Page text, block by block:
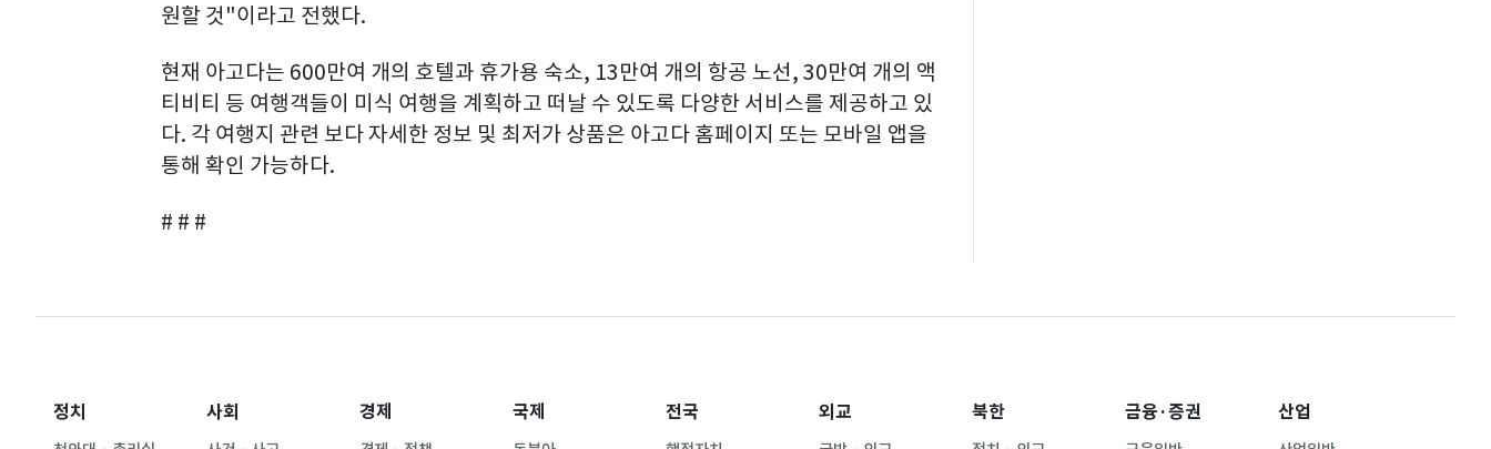
원할 것"이라고 전했다.
현재 아고다는 600만여 개의 호텔과 휴가용 숙소, 13만여 개의 항공 노선, 30만여 개의 액
티비티 등 여행객들이 미식 여행을 계획하고 떠날 수 있도록 다양한 서비스를 제공하고 있
다. 각 여행지 관련 보다 자세한 정보 및 최저가 상품은 아고다 홈페이지 또는 모바일 앱을
통해 확인 가능하다.
# # #
정치 사회 경제 국제 전국 외교 북한 금융·증권 산업